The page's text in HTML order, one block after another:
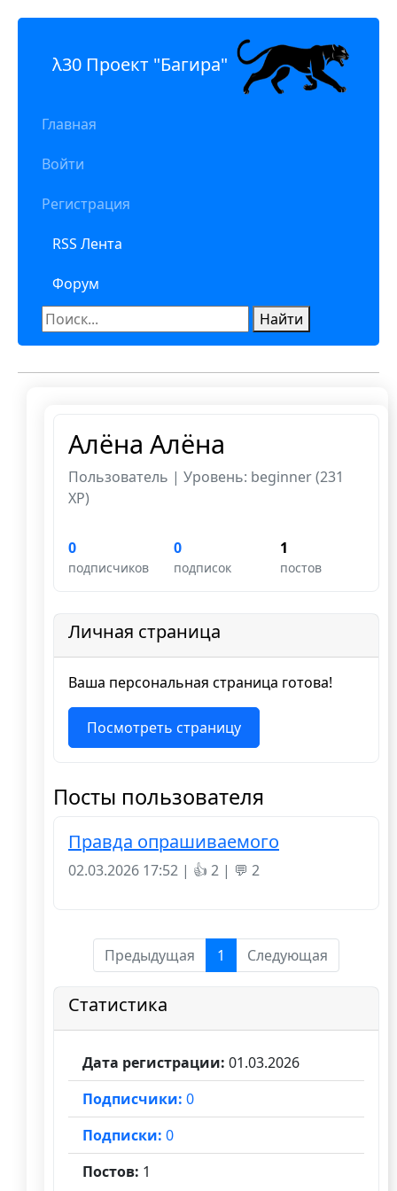
λ30 Проект "Багира"
Главная
Войти
Регистрация
RSS Лента
Форум
Найти
Алёна Алёна
Пользователь | Уровень: beginner (231
XP)
0
подписчиков
0
подписок
1
постов
Личная страница
Ваша персональная страница готова!
Посмотреть страницу
Посты пользователя
Правда опрашиваемого
02.03.2026 17:52 | 👍 2 | 💬 2
Предыдущая 1 Следующая
Статистика
Дата регистрации: 01.03.2026
Подписчики: 0
Подписки: 0
Постов: 1